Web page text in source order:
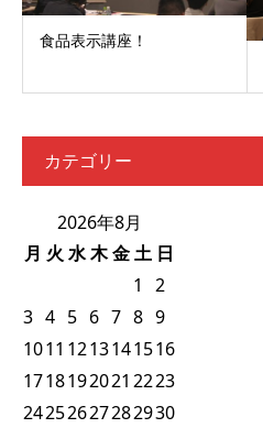
食品表示講座！
カテゴリー
2026年8月
月 火 水木金土 日
1
2
3 4 5 6 7 8 9
1011 1213141516
1718192021 2223
24252627282930